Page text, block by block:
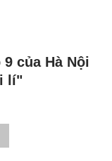
của Hà Nội
lí"